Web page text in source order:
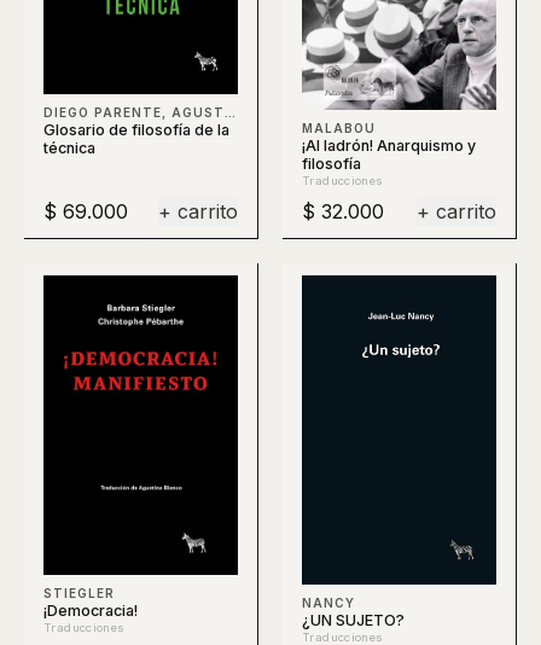
Glosario de filosofía de la
técnica
$ 69.000 + carrito
MALABOU
¡Al ladrón! Anarquismo y
filosofía
Traducciones
$ 32.000 + carrito
STIEGLER
¡Democracia!
Traducciones
NANCY
¿UN SUJETO?
Traducciones